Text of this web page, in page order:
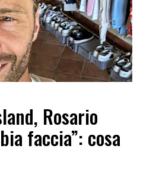
Rosario
faccia”: cosa